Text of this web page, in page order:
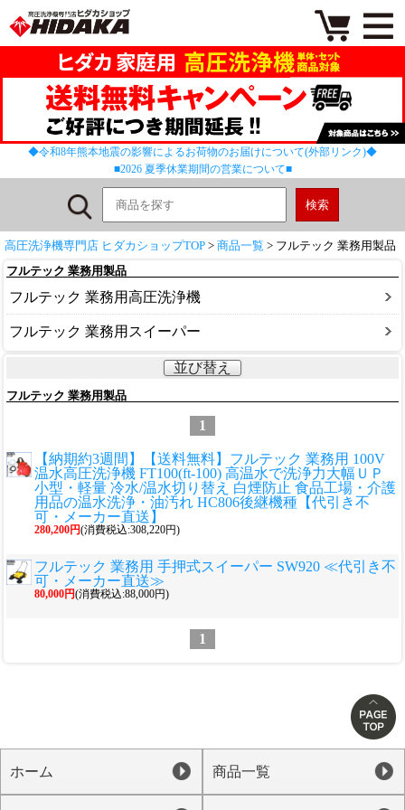
◆令和8年熊本地震の影響によるお荷物のお届けについて(外部リンク)◆
■2026 夏季休業期間の営業について■
高圧洗浄機専門店 ヒダカショップTOP > 商品一覧 > フルテック 業務用製品
フルテック 業務用製品
フルテック 業務用高圧洗浄機
フルテック 業務用スイーパー
並び替え
フルテック 業務用製品
1
【納期約3週間】【送料無料】フルテック 業務用 100V
温水高圧洗浄機 FT100(ft-100) 高温水で洗浄力大幅ＵＰ
小型・軽量 冷水/温水切り替え 白煙防止 食品工場・介護
用品の温水洗浄・油汚れ HC806後継機種【代引き不
可・メーカー直送】
280,200円(消費税込:308,220円)
フルテック 業務用 手押式スイーパー SW920 ≪代引き不
可・メーカー直送≫
80,000円(消費税込:88,000円)
1
ホーム 商品一覧